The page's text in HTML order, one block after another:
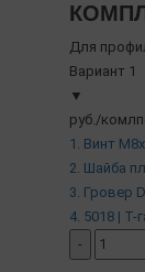
Для
Вариант 1
▼
руб./
1. Винт
2. Шайба
3. Гровер
4. 5018 | Т-
-